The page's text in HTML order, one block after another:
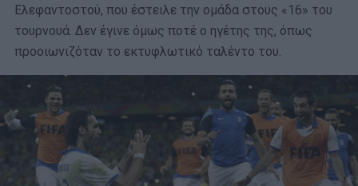
Ελεφαντοστού, που έστειλε την ομάδα στους «16» του
τουρνουά. Δεν έγινε όμως ποτέ ο ηγέτης της, όπως
προοιωνιζόταν το εκτυφλωτικό ταλέντο του.